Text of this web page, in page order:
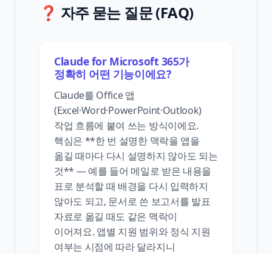
❓ 자주 묻는 질문 (FAQ)
Claude for Microsoft 365가
정확히 어떤 기능이에요?
Claude를 Office 앱
(Excel·Word·PowerPoint·Outlook)
작업 흐름에 붙여 쓰는 방식이에요.
핵심은 **한 번 설명한 맥락을 앱을
옮길 때마다 다시 설명하지 않아도 되는
것** — 예를 들어 메일로 받은 내용을
표로 분석할 때 배경을 다시 입력하지
않아도 되고, 문서로 쓴 보고서를 발표
자료로 옮길 때도 같은 맥락이
이어져요. 앱별 지원 범위와 정식 지원
여부는 시점에 따라 달라지니